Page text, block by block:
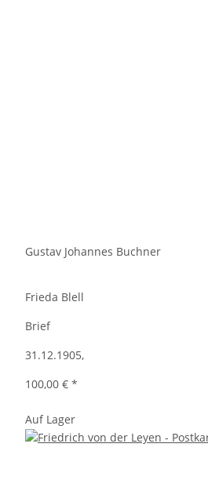
Gustav Johannes Buchner
Frieda Blell
Brief
31.12.1905,
100,00 € *
Auf Lager